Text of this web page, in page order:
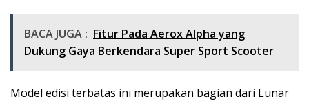
BACA JUGA : Fitur Pada Aerox Alpha yang
Dukung Gaya Berkendara Super Sport Scooter
Model edisi terbatas ini merupakan bagian dari Lunar